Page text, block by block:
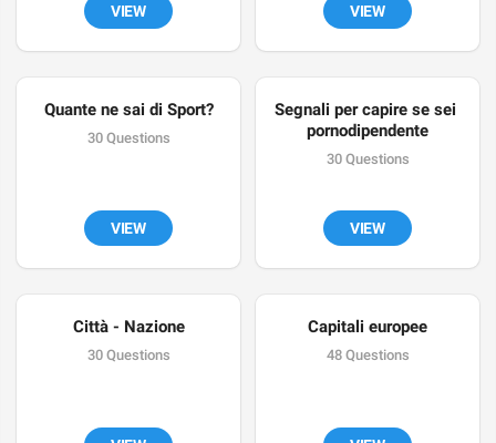
VIEW VIEW
Quante ne sai di Sport?
30 Questions
VIEW
Segnali per capire se sei
pornodipendente
30 Questions
VIEW
Città - Nazione
30 Questions
Capitali europee
48 Questions